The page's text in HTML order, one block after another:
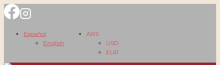
Saltar
contenido
Español
English
ARS
USD
EUR